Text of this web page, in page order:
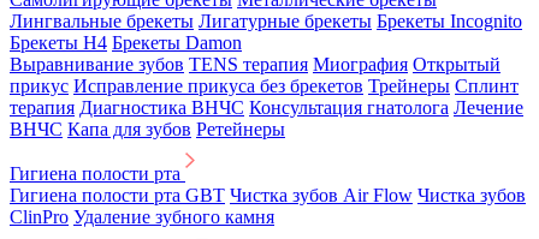
Лингвальные брекеты Лигатурные брекеты Брекеты Incognito
Брекеты H4 Брекеты Damon
Выравнивание зубов TENS терапия Миография Открытый
прикус Исправление прикуса без брекетов Трейнеры Сплинт
терапия Диагностика ВНЧС Консультация гнатолога Лечение
ВНЧС Капа для зубов Ретейнеры
Гигиена полости рта
Гигиена полости рта GBT Чистка зубов Air Flow Чистка зубов
ClinPro Удаление зубного камня